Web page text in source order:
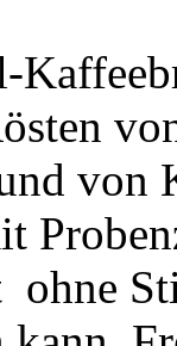
von
ohne